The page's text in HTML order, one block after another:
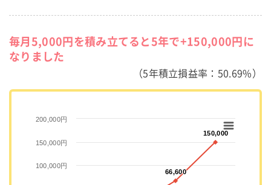
毎月5,000円を積み立てると5年で+150,000円に
なりました
（5年積立損益率：50.69%）
66,600
66,600
150,000
150,000
100,000円
150,000円
200,000円